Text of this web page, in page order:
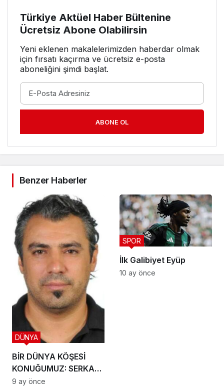
Türkiye Aktüel Haber Bültenine
Ücretsiz Abone Olabilirsin
Yeni eklenen makalelerimizden haberdar olmak
için fırsatı kaçırma ve ücretsiz e-posta
aboneliğini şimdi başlat.
ABONE OL
Benzer Haberler
BİR DÜNYA KÖŞESİ
KONUĞUMUZ: SERKAN
KIPÇAK
DÜNYA
9 ay önce
İlk Galibiyet Eyüp
SPOR
10 ay önce